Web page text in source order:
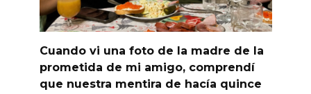
Cuando vi una foto de la madre de la
prometida de mi amigo, comprendí
que nuestra mentira de hacía quince